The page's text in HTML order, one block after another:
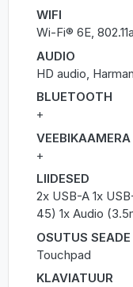
WIFI
Wi-Fi® 6E,
AUDIO
HD audio,
BLUETOOTH
+
VEEBIKAAMERA
+
LIIDESED
2x USB-A 1x
45) 1x Audio
OSUTUS SEADE
Touchpad
KLAVIATUUR